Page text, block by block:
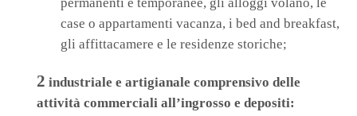
permanenti e temporanee, gli alloggi volano, le
case o appartamenti vacanza, i bed and breakfast,
gli affittacamere e le residenze storiche;
2 industriale e artigianale comprensivo delle
attività commerciali all’ingrosso e depositi: